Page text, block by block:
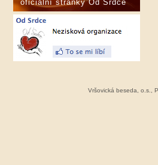
oficiální stránky Od Srdce
Vršovická beseda, o.s.,